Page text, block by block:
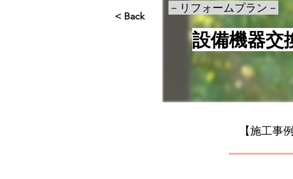
< Back
設備機器交
－リフォームプラン－
【施工